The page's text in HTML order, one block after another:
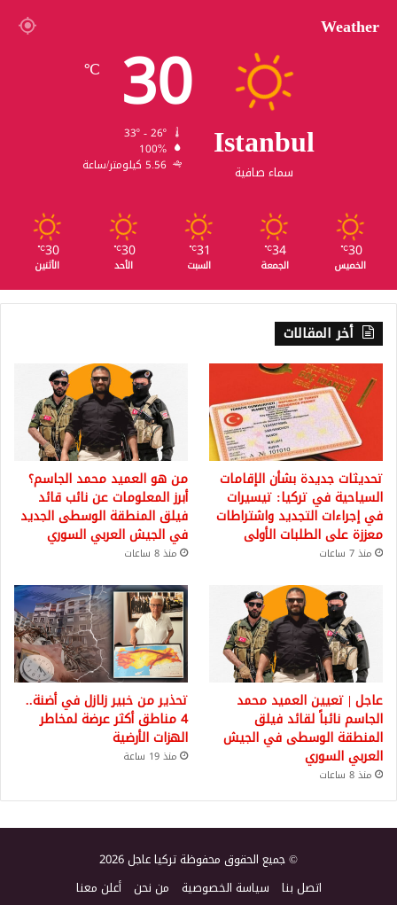
Weather
Istanbul
سماء صافية
30
℃
100%
5.56 كيلومتر/ساعة
30
℃
الخميس
34
℃
الجمعة
31
℃
السبت
30
℃
الأحد
30
℃
الأثنين
أخر المقالات
تحديثات جديدة بشأن الإقامات
السياحية في تركيا: تيسيرات
في إجراءات التجديد واشتراطات
معززة على الطلبات الأولى
منذ 7 ساعات
من هو العميد محمد الجاسم؟
أبرز المعلومات عن نائب قائد
فيلق المنطقة الوسطى الجديد
في الجيش العربي السوري
منذ 8 ساعات
عاجل | تعيين العميد محمد
الجاسم نائباً لقائد فيلق
المنطقة الوسطى في الجيش
العربي السوري
منذ 8 ساعات
تحذير من خبير زلازل في أضنة..
4 مناطق أكثر عرضة لمخاطر
الهزات الأرضية
منذ 19 ساعة
© جميع الحقوق محفوظة تركيا عاجل 2026
اتصل بنا سياسة الخصوصية من نحن أعلن معنا